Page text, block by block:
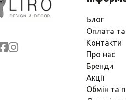
Блог
Оплата
Контакти
Про нас
Бренди
Акції
Обмін та